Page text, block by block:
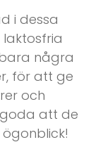
i dessa
några
för att ge
och
goda att de